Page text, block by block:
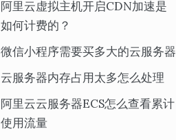
阿里云虚拟主机开启CDN加速是
如何计费的？
微信小程序需要买多大的云服务器
云服务器内存占用太多怎么处理
阿里云云服务器ECS怎么查看累计
使用流量